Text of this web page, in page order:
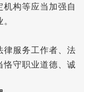
构等应当加强自
律服务工作者、法
恪守职业道德、诚